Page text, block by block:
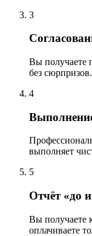
3
Вы получаете
без сюрпризов.
4
выполняет
5
Отчёт «до
Вы получаете
оплачиваете